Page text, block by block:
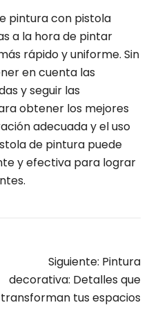
pintura con pistola
a la hora de pintar
rápido y uniforme. Sin
en cuenta las
y seguir las
obtener los mejores
adecuada y el uso
de pintura puede
y efectiva para lograr
Siguiente: Pintura
decorativa: Detalles que
transforman tus espacios